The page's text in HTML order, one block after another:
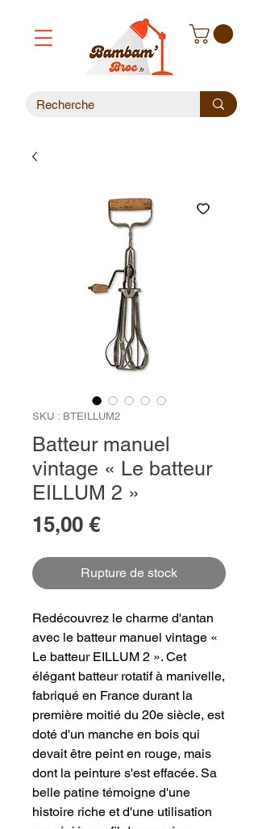
SKU : BTEILLUM2
Batteur manuel
vintage « Le batteur
EILLUM 2 »
15,00 €Prix
Rupture de stock
Redécouvrez le charme d'antan
avec le batteur manuel vintage «
Le batteur EILLUM 2 ». Cet
élégant batteur rotatif à manivelle,
fabriqué en France durant la
première moitié du 20e siècle, est
doté d'un manche en bois qui
devait être peint en rouge, mais
dont la peinture s'est effacée. Sa
belle patine témoigne d'une
histoire riche et d'une utilisation